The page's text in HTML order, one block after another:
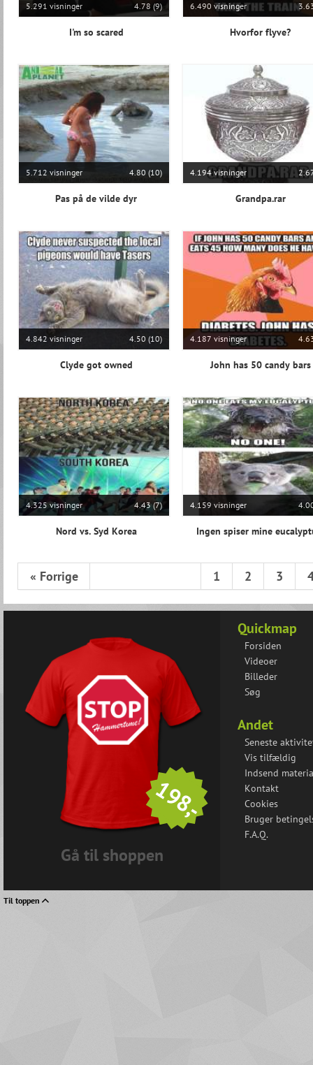
5.291 visninger 4.78 (9)
I'm so scared
6.490 visninger
Hvorfor flyve?
5.712 visninger 4.80 (10)
Pas på de vilde dyr
4.194 visninger
Grandpa.rar
4.842 visninger 4.50 (10)
Clyde got owned
4.187 visninger
John has 50 candy bars
4.325 visninger 4.43 (7)
Nord vs. Syd Korea
4.159 visninger
Ingen spiser mine
« Forrige 1 2 3
198,-
Gå til shoppen
Quickmap
Forsiden
Videoer
Billeder
Søg
Andet
Seneste
Vis tilfældig
Indsend
Kontakt
Cookies
Bruger
F.A.Q.
Til toppen